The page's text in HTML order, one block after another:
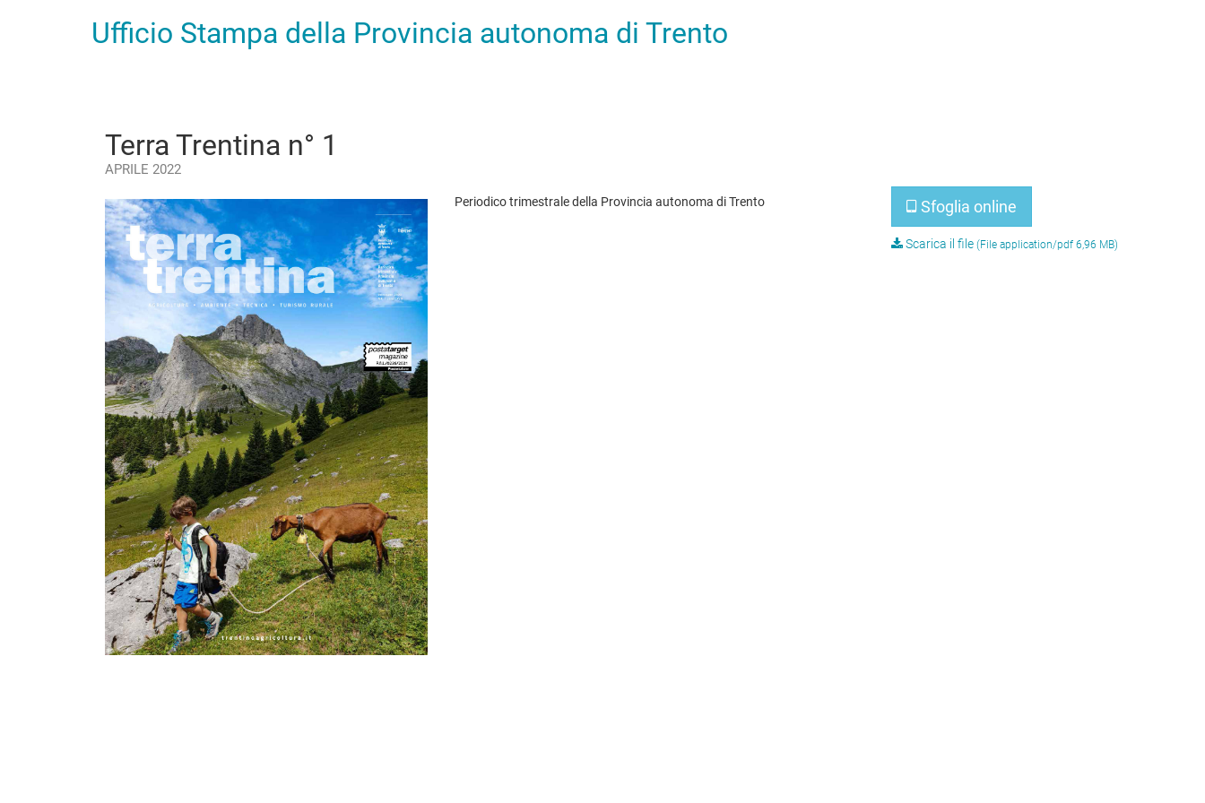
Ufficio Stampa della Provincia autonoma di Trento
Terra Trentina n° 1
APRILE 2022
Sfoglia online
Scarica il file (File application/pdf 6,96 MB)
Periodico trimestrale della Provincia autonoma di Trento